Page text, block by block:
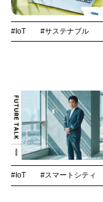
#IoT #サステナブル
#IoT #スマートシティ